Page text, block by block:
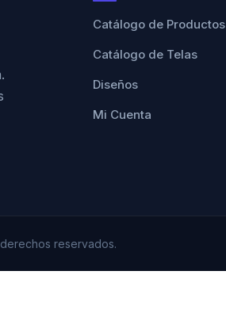
Catálogo de Productos
Catálogo de Telas
Diseños
Mi Cuenta
reservados.